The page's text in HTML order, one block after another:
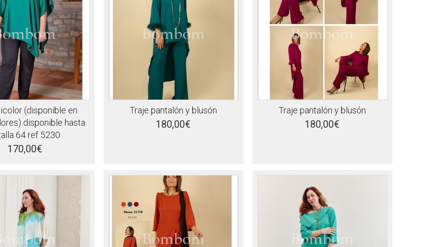
(disponible en
disponible hasta
64 ref 5230
170,00€
Traje pantalón y blusón
180,00€
Traje pantalón y blusón
180,00€